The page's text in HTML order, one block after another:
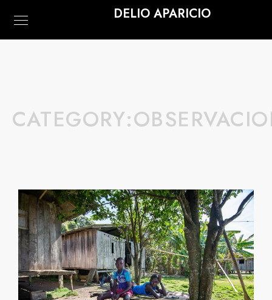
DELIO APARICIO
CATEGORY: